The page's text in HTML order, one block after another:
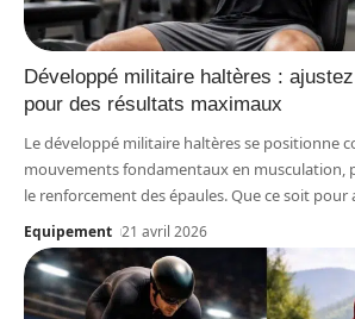
Développé militaire haltères :
pour des résultats maximaux
Le développé militaire haltères se positionne
mouvements fondamentaux en musculation,
le renforcement des épaules. Que ce soit
Equipement 21 avril 2026